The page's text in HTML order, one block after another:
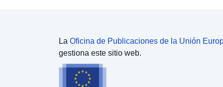
La Oficina de Publicaciones de la Unión
gestiona este sitio web.